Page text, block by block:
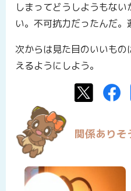
しまってどうしようもな
い。不可抗力だったんだ。
次からは見た目のいいも
えるようにしよう。
Twitter
関係ありそ